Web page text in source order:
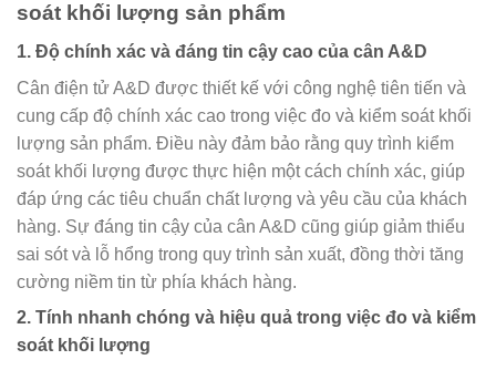
soát khối lượng sản phẩm
1. Độ chính xác và đáng tin cậy cao của cân A&D
Cân điện tử A&D được thiết kế với công nghệ tiên tiến và
cung cấp độ chính xác cao trong việc đo và kiểm soát khối
lượng sản phẩm. Điều này đảm bảo rằng quy trình kiểm
soát khối lượng được thực hiện một cách chính xác, giúp
đáp ứng các tiêu chuẩn chất lượng và yêu cầu của khách
hàng. Sự đáng tin cậy của cân A&D cũng giúp giảm thiểu
sai sót và lỗ hổng trong quy trình sản xuất, đồng thời tăng
cường niềm tin từ phía khách hàng.
2. Tính nhanh chóng và hiệu quả trong việc đo và kiểm
soát khối lượng